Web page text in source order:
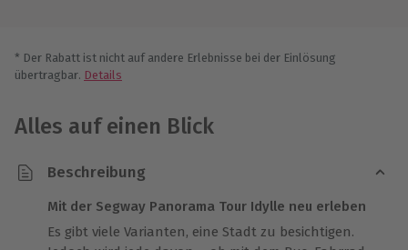
* Der Rabatt ist nicht auf andere Erlebnisse bei der Einlösung
übertragbar. Details
Alles auf einen Blick
Beschreibung
Mit der Segway Panorama Tour Idylle neu erleben
Es gibt viele Varianten, eine Stadt zu besichtigen.